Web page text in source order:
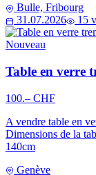
Bulle, Fribourg
31.07.2026
15
Nouveau
Table en verre
100.– CHF
A vendre table en
Dimensions de la
140cm
Genève